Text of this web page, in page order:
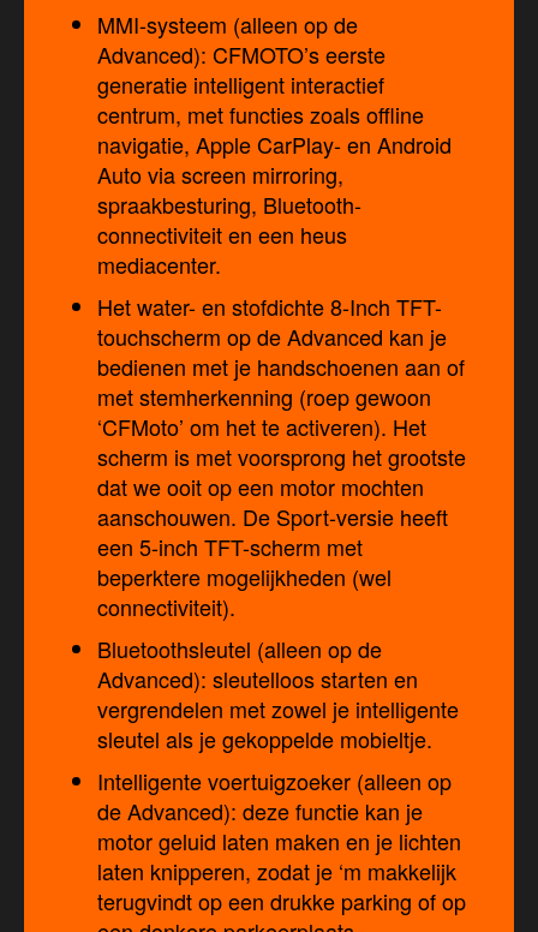
MMI-systeem (alleen op de
Advanced): CFMOTO’s eerste
generatie intelligent interactief
centrum, met functies zoals offline
navigatie, Apple CarPlay- en Android
Auto via screen mirroring,
spraakbesturing, Bluetooth-
connectiviteit en een heus
mediacenter.
Het water- en stofdichte 8-Inch TFT-
touchscherm op de Advanced kan je
bedienen met je handschoenen aan of
met stemherkenning (roep gewoon
‘CFMoto’ om het te activeren). Het
scherm is met voorsprong het grootste
dat we ooit op een motor mochten
aanschouwen. De Sport-versie heeft
een 5-inch TFT-scherm met
beperktere mogelijkheden (wel
connectiviteit).
Bluetoothsleutel (alleen op de
Advanced): sleutelloos starten en
vergrendelen met zowel je intelligente
sleutel als je gekoppelde mobieltje.
Intelligente voertuigzoeker (alleen op
de Advanced): deze functie kan je
motor geluid laten maken en je lichten
laten knipperen, zodat je ‘m makkelijk
terugvindt op een drukke parking of op